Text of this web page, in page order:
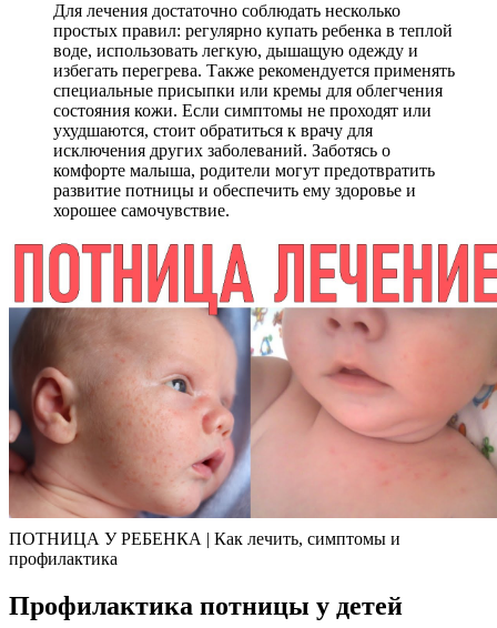
Для лечения достаточно соблюдать несколько
простых правил: регулярно купать ребенка в теплой
воде, использовать легкую, дышащую одежду и
избегать перегрева. Также рекомендуется применять
специальные присыпки или кремы для облегчения
состояния кожи. Если симптомы не проходят или
ухудшаются, стоит обратиться к врачу для
исключения других заболеваний. Заботясь о
комфорте малыша, родители могут предотвратить
развитие потницы и обеспечить ему здоровье и
хорошее самочувствие.
ПОТНИЦА У РЕБЕНКА | Как лечить, симптомы и
профилактика
Профилактика потницы у детей